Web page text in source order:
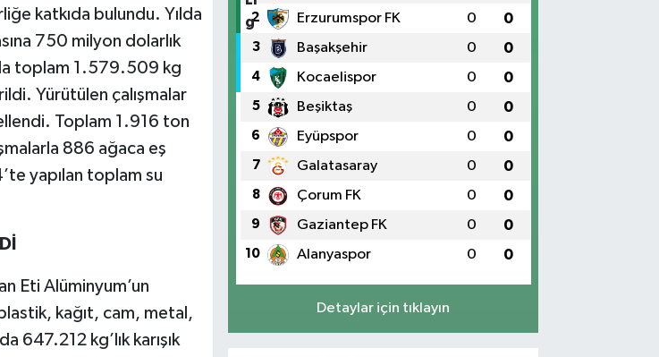
katkıda bulundu. Yılda
750 milyon dolarlık
toplam 1.579.509 kg
Yürütülen çalışmalar
Toplam 1.916 ton
886 ağaca eş
yapılan toplam su
Eti Alüminyum’un
kağıt, cam, metal,
647.212 kg’lık karışık
2 Erzurumspor FK 0 0
3 Başakşehir 0 0
4 Kocaelispor 0 0
5 Beşiktaş 0 0
6 Eyüpspor 0 0
7 Galatasaray 0 0
8 Çorum FK 0 0
9 Gaziantep FK 0 0
10 Alanyaspor 0 0
Detaylar için tıklayın